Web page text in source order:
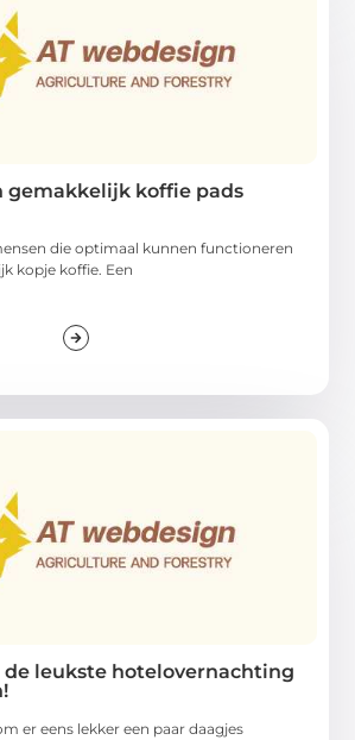
gemakkelijk koffie pads
die optimaal kunnen functioneren
kopje koffie. Een
de leukste hotelovernachting
er eens lekker een paar daagjes